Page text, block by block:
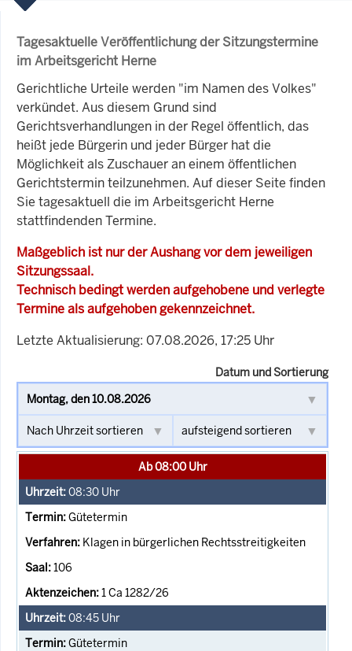
Tagesaktuelle Veröffentlichung der Sitzungstermine
im Arbeitsgericht Herne
Gerichtliche Urteile werden "im Namen des Volkes"
verkündet. Aus diesem Grund sind
Gerichtsverhandlungen in der Regel öffentlich, das
heißt jede Bürgerin und jeder Bürger hat die
Möglichkeit als Zuschauer an einem öffentlichen
Gerichtstermin teilzunehmen. Auf dieser Seite finden
Sie tagesaktuell die im Arbeitsgericht Herne
stattfindenden Termine.
Maßgeblich ist nur der Aushang vor dem jeweiligen
Sitzungssaal.
Technisch bedingt werden aufgehobene und verlegte
Termine als aufgehoben gekennzeichnet.
Letzte Aktualisierung: 07.08.2026, 17:25 Uhr
Datum und Sortierung
Ab 08:00 Uhr
08:30 Uhr
Gütetermin
Klagen in bürgerlichen Rechtsstreitigkeiten
106
1 Ca 1282/26
08:45 Uhr
Gütetermin